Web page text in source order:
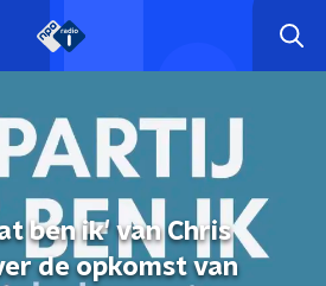
ben ik' van Chris
de opkomst van